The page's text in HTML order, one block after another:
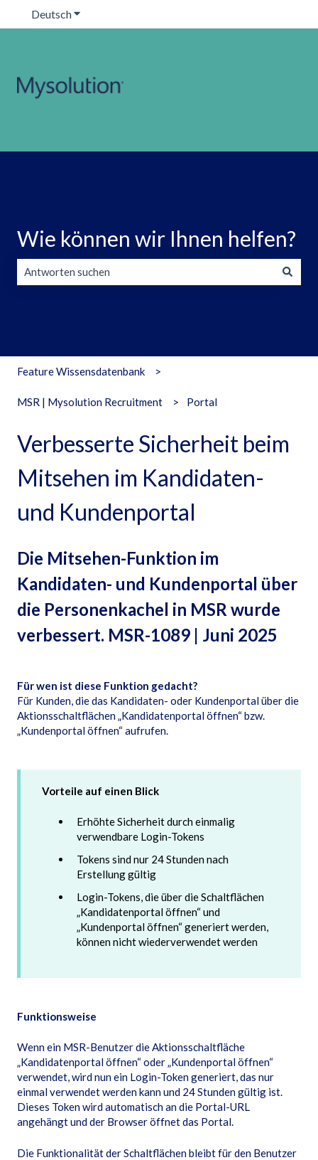
DeutschUntermenü für Übersetzungen anzeigen
Wie können wir Ihnen helfen?
Feature Wissensdatenbank
MSR | Mysolution Recruitment Portal
Verbesserte Sicherheit beim
Mitsehen im Kandidaten-
und Kundenportal
Die Mitsehen-Funktion im
Kandidaten- und Kundenportal über
die Personenkachel in MSR wurde
verbessert. MSR-1089 | Juni 2025
Für wen ist diese Funktion gedacht?
Für Kunden, die das Kandidaten- oder Kundenportal über die
Aktionsschaltflächen „Kandidatenportal öffnen“ bzw.
„Kundenportal öffnen“ aufrufen.
Vorteile auf einen Blick
Erhöhte Sicherheit durch einmalig
verwendbare Login-Tokens
Tokens sind nur 24 Stunden nach
Erstellung gültig
Login-Tokens, die über die Schaltflächen
„Kandidatenportal öffnen“ und
„Kundenportal öffnen“ generiert werden,
können nicht wiederverwendet werden
Funktionsweise
Wenn ein MSR-Benutzer die Aktionsschaltfläche
„Kandidatenportal öffnen“ oder „Kundenportal öffnen“
verwendet, wird nun ein Login-Token generiert, das nur
einmal verwendet werden kann und 24 Stunden gültig ist.
Dieses Token wird automatisch an die Portal-URL
angehängt und der Browser öffnet das Portal.
Die Funktionalität der Schaltflächen bleibt für den Benutzer